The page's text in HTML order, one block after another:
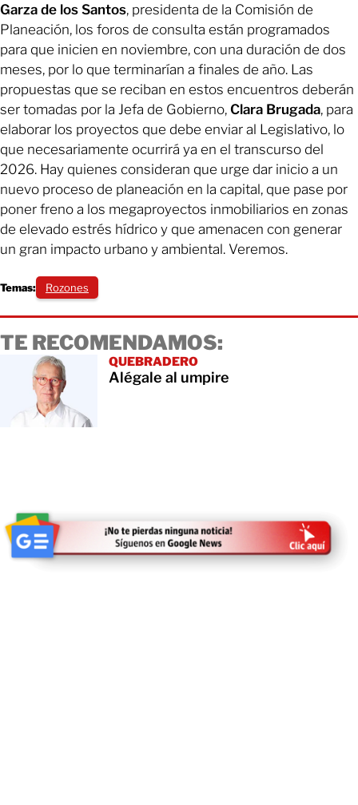
Garza de los Santos, presidenta de la Comisión de
Planeación, los foros de consulta están programados
para que inicien en noviembre, con una duración de dos
meses, por lo que terminarían a finales de año. Las
propuestas que se reciban en estos encuentros deberán
ser tomadas por la Jefa de Gobierno, Clara Brugada, para
elaborar los proyectos que debe enviar al Legislativo, lo
que necesariamente ocurrirá ya en el transcurso del
2026. Hay quienes consideran que urge dar inicio a un
nuevo proceso de planeación en la capital, que pase por
poner freno a los megaproyectos inmobiliarios en zonas
de elevado estrés hídrico y que amenacen con generar
un gran impacto urbano y ambiental. Veremos.
Temas: Rozones
TE RECOMENDAMOS:
QUEBRADERO
Alégale al umpire